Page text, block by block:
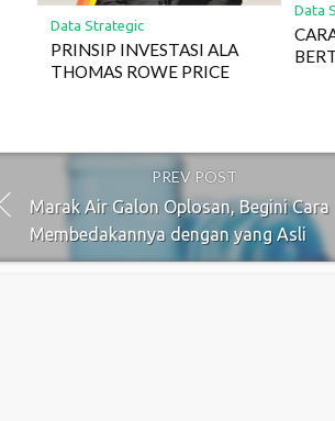
Data Strategic
PRINSIP INVESTASI ALA
THOMAS ROWE PRICE
Data
PREV POST
Marak Air Galon Oplosan, Begini Cara
Membedakannya dengan yang Asli